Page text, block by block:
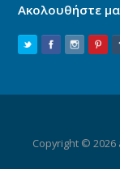
Ακολουθήστε
Copyright ©